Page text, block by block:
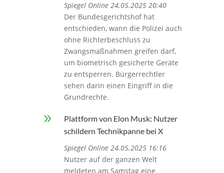
Spiegel Online 24.05.2025 20:40
Der Bundesgerichtshof hat
entschieden, wann die Polizei auch
ohne Richterbeschluss zu
Zwangsmaßnahmen greifen darf,
um biometrisch gesicherte Geräte
zu entsperren. Bürgerrechtler
sehen darin einen Eingriff in die
Grundrechte.
9
Plattform von Elon Musk: Nutzer
schildern Technikpanne bei X
Spiegel Online 24.05.2025 16:16
Nutzer auf der ganzen Welt
meldeten am Samstag eine